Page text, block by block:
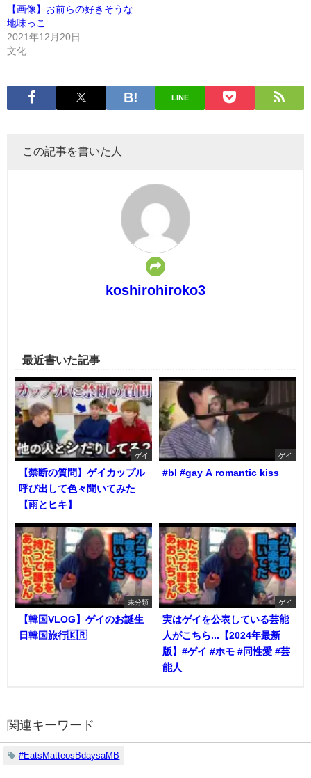
【画像】お前らの好きそうな
地味っこ
2021年12月20日
文化
LINE
この記事を書いた人
koshirohiroko3
最近書いた記事
ゲイ
【禁断の質問】ゲイカップル
呼び出して色々聞いてみた
【雨とヒキ】
ゲイ
#bl #gay A romantic kiss
未分類
【韓国VLOG】ゲイのお誕生
日韓国旅行🇰🇷
ゲイ
実はゲイを公表している芸能
人がこちら...【2024年最新
版】#ゲイ #ホモ #同性愛 #芸
能人
関連キーワード
#EatsMatteosBdaysaMB